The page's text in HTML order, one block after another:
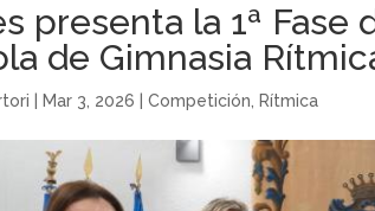
presenta la 1ª Fase
de Gimnasia
Mar 3, 2026 |Competición Rítmica